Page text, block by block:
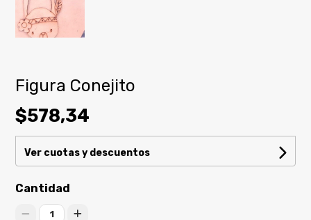
Figura Conejito
$578,34
Ver cuotas y descuentos
Cantidad
1